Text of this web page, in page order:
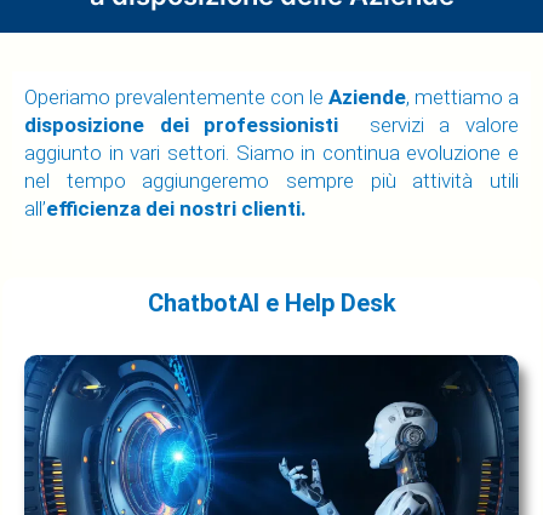
Operiamo prevalentemente con le Aziende, mettiamo a
disposizione dei professionisti servizi a valore
aggiunto in vari settori. Siamo in continua evoluzione e
nel tempo aggiungeremo sempre più attività utili
all’efficienza dei nostri clienti.
ChatbotAI e Help Desk